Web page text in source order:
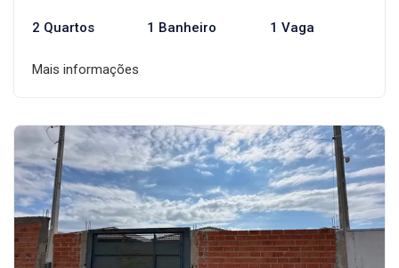
2 Quartos 1 Banheiro 1 Vaga
Mais informações